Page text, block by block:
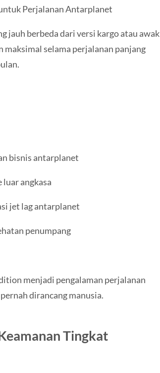
Perjalanan Antarplanet
jauh berbeda dari versi kargo atau awak
selama perjalanan panjang
bisnis antarplanet
luar angkasa
jet lag antarplanet
penumpang
menjadi pengalaman perjalanan
dirancang manusia.
Tingkat